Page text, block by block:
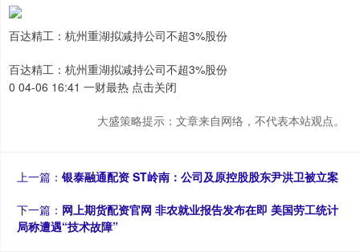
百达精工：杭州重湖拟减持公司不超3%股份
百达精工：杭州重湖拟减持公司不超3%股份
0 04-06 16:41 一财最热 点击关闭
大盛策略提示：文章来自网络，不代表本站观点。
上一篇： 银泰融通配资 ST岭南：公司及原控股股东尹洪卫被立案
下一篇： 网上期货配资官网 非农就业报告发布在即 美国劳工统计
局称遭遇“技术故障”